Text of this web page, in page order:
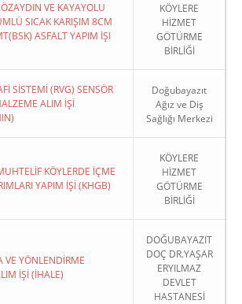
VE KAYAYOLU
SICAK KARIŞIM 8CM
ASFALT YAPIM İŞI
KÖYLERE
HİZMET
GÖTÜRME
BİRLİĞİ
SİSTEMİ (RVG) SENSÖR
ALIM İŞİ
Doğubayazıt
Ağız ve Diş
Sağlığı Merkezi
KÖYLERDE İÇME
YAPIM İŞİ (KHGB)
KÖYLERE
HİZMET
GÖTÜRME
BİRLİĞİ
VE YÖNLENDİRME
İŞİ (İHALE)
DOĞUBAYAZIT
DOÇ DR.YAŞAR
ERYILMAZ
DEVLET
HASTANESİ